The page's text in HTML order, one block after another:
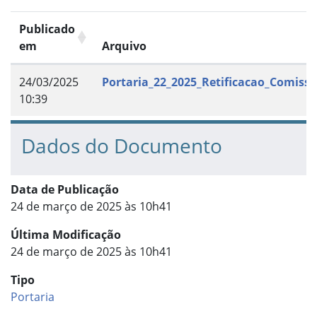
Publicado
em
Arquivo
24/03/2025
10:39
Dados do Documento
Data de Publicação
24 de março de 2025 às 10h41
Última Modificação
24 de março de 2025 às 10h41
Tipo
Portaria